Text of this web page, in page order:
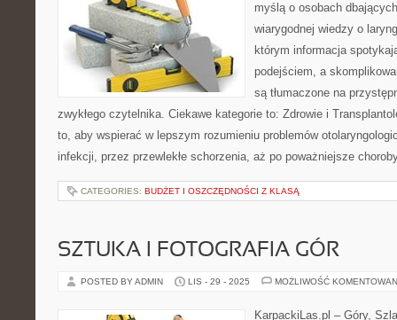
myślą o osobach
wiarygodnej wiedzy o
którym informacja
podejściem, a
są tłumaczone na
zwykłego czytelnika. Ciekawe kategorie to: Zdrowie i
to, aby wspierać w lepszym rozumieniu problemów
infekcji, przez przewlekłe schorzenia, aż po poważniejsze
CATEGORIES: BUDŻET I OSZCZĘDNOŚCI Z KLASĄ
SZTUKA I FOTOGRAFIA GÓR
POSTED BY ADMIN LIS - 29 - 2025 MOŻLIWOŚĆ
KarpackiLas.pl – Góry,